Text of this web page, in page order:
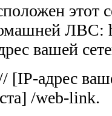
этот
ЛВС:
вашей
[IP-адрес
/web-link.